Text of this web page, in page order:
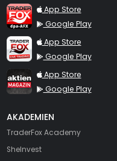
TraderFox dpa-AFX ProFeed
App Store
Google Play
TraderFox Live Trading
App Store
Google Play
TraderFox aktien Magazin
App Store
Google Play
AKADEMIEN
TraderFox Academy
SheInvest